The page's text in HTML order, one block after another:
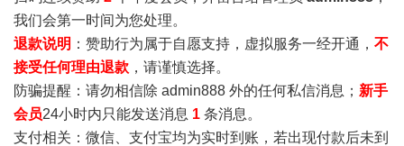
我们会第一时间为您处理。
退款说明 ：赞助行为属于自愿支持，虚拟服务一经开通， 不
接受任何理由退款 ，请谨慎选择。
防骗提醒：请勿相信除 admin888 外的任何私信消息； 新手
会员24小时内只能发送消息 1 条消息。
支付相关：微信、支付宝均为实时到账，若出现付款后未到